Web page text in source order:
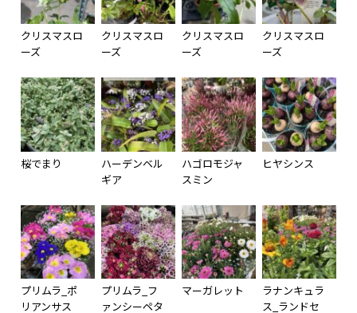
クリスマスロ
ーズ
クリスマスロ
ーズ
クリスマスロ
ーズ
クリスマスロ
ーズ
桜でまり
ハーデンベル
ギア
ハゴロモジャ
スミン
ヒヤシンス
プリムラ_ポ
リアンサス
プリムラ_フ
ァンシーペタ
マーガレット
ラナンキュラ
ス_ランドセ